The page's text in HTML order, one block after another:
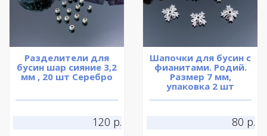
Разделители для
бусин шар сияние 3,2
мм , 20 шт Серебро
120 р.
Шапочки для бусин с
фианитами. Родий.
Размер 7 мм,
упаковка 2 шт
80 р.